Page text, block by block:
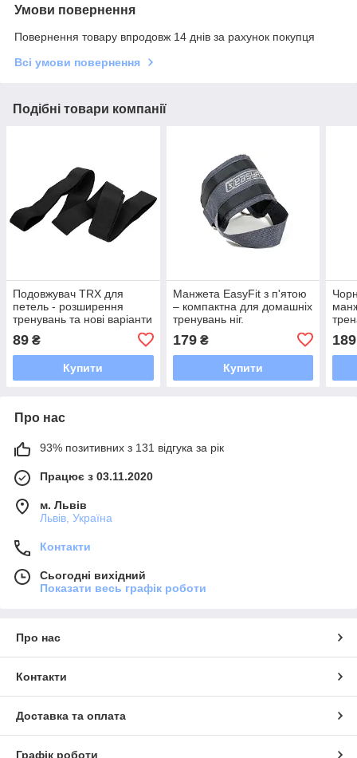
Умови повернення
Повернення товару впродовж 14 днів за рахунок покупця
Всі умови повернення
Подібні товари компанії
Подовжувач TRX для
петель - розширення
тренувань та нові варіанти
89 ₴
Купити
Манжета EasyFit з п'ятою
– компактна для домашніх
тренувань ніг.
179₴
Купити
189
Про нас
93% позитивних з 131 відгука за рік
Працює з 03.11.2020
м. Львів
Львів, Україна
Контакти
Сьогодні вихідний
Показати весь графік роботи
Про нас
Контакти
Доставка та оплата
Графік роботи